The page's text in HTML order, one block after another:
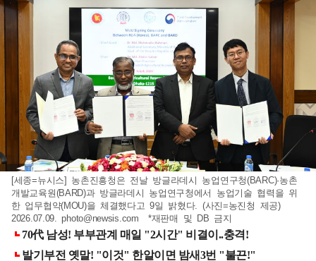
[세종=뉴시스] 농촌진흥청은 전날 방글라데시 농업연구청(BARC)·농촌
개발교육원(BARD)과 방글라데시 농업연구청에서 농업기술 협력을 위
한 업무협약(MOU)을 체결했다고 9일 밝혔다. (사진=농진청 제공)
2026.07.09.photo@newsis.com *재판매 및 DB 금지